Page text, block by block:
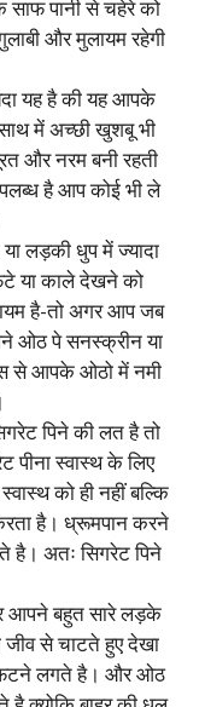
पानी से चहेरे को
और मुलायम रहेगी
यह है की यह आपके
में अच्छी खुशबू भी
और नरम बनी रहती
है आप कोई भी ले
लड़की धुप में ज्यादा
या काले देखने को
है-तो अगर आप जब
ओठ पे सनस्क्रीन या
से आपके ओठो में नमी
पिने की लत है तो
पीना स्वास्थ के लिए
को ही नहीं बल्कि
है। ध्रूमपान करने
अतः सिगरेट पिने
आपने बहुत सारे लड़के
से चाटते हुए देखा
लगते है। और ओठ